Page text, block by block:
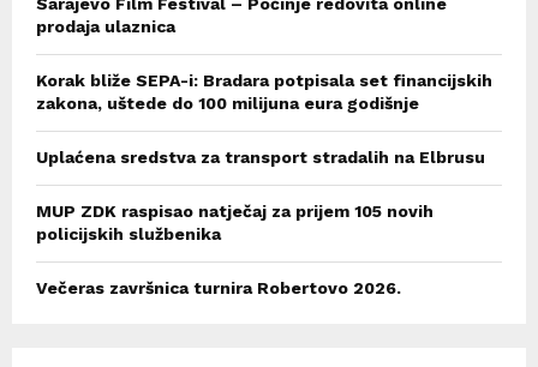
prodaja ulaznica
Korak bliže SEPA-i: Bradara potpisala set financijskih
zakona, uštede do 100 milijuna eura godišnje
Uplaćena sredstva za transport stradalih na Elbrusu
MUP ZDK raspisao natječaj za prijem 105 novih
policijskih službenika
Večeras završnica turnira Robertovo 2026.